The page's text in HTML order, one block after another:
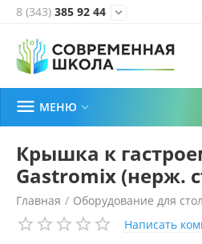
8 (343) 385 92 44 
 МЕНЮ 
Крышка к
Gastromix (нерж.
Главная / Оборудование для
Написать